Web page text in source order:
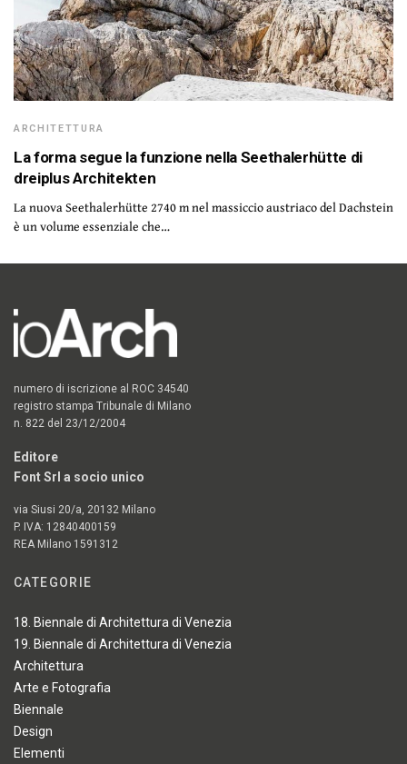
ARCHITETTURA
La forma segue la funzione nella Seethalerhütte di
dreiplus Architekten
La nuova Seethalerhütte 2740 m nel massiccio austriaco del Dachstein
è un volume essenziale che…
numero di iscrizione al ROC 34540
registro stampa Tribunale di Milano
n. 822 del 23/12/2004
Editore
Font Srl a socio unico
via Siusi 20/a, 20132 Milano
P. IVA: 12840400159
REA Milano 1591312
CATEGORIE
18. Biennale di Architettura di Venezia
19. Biennale di Architettura di Venezia
Architettura
Arte e Fotografia
Biennale
Design
Elementi